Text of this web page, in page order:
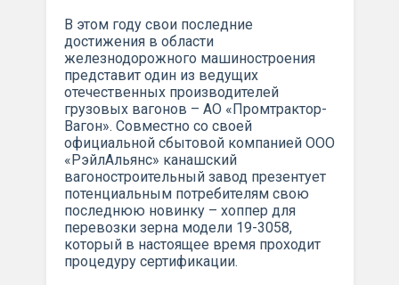
В этом году свои последние
достижения в области
железнодорожного машиностроения
представит один из ведущих
отечественных производителей
грузовых вагонов – АО «Промтрактор-
Вагон». Совместно со своей
официальной сбытовой компанией ООО
«РэйлАльянс» канашский
вагоностроительный завод презентует
потенциальным потребителям свою
последнюю новинку – хоппер для
перевозки зерна модели 19-3058,
который в настоящее время проходит
процедуру сертификации.